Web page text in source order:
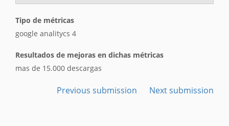
Tipo de métricas
google analitycs 4
Resultados de mejoras en dichas métricas
mas de 15.000 descargas
Previous submission Next submission